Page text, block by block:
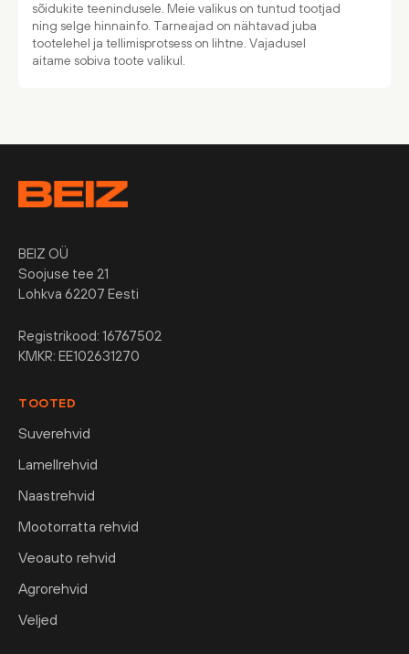
sõidukite teenindusele. Meie valikus on tuntud tootjad
ning selge hinnainfo. Tarneajad on nähtavad juba
tootelehel ja tellimisprotsess on lihtne. Vajadusel
aitame sobiva toote valikul.
BEIZ OÜ
Soojuse tee 21
Lohkva 62207 Eesti
Registrikood: 16767502
KMKR: EE102631270
TOOTED
Suverehvid
Lamellrehvid
Naastrehvid
Mootorratta rehvid
Veoauto rehvid
Agrorehvid
Veljed